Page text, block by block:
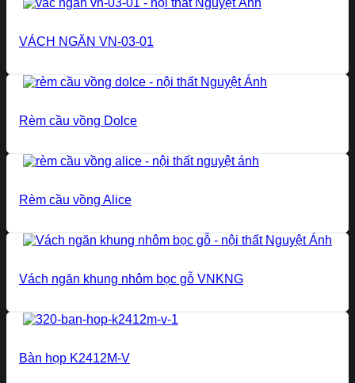
VÁCH NGĂN VN-03-01
Rèm cầu vồng Dolce
Rèm cầu vồng Alice
Vách ngăn khung nhôm bọc gỗ VNKNG
Bàn họp K2412M-V